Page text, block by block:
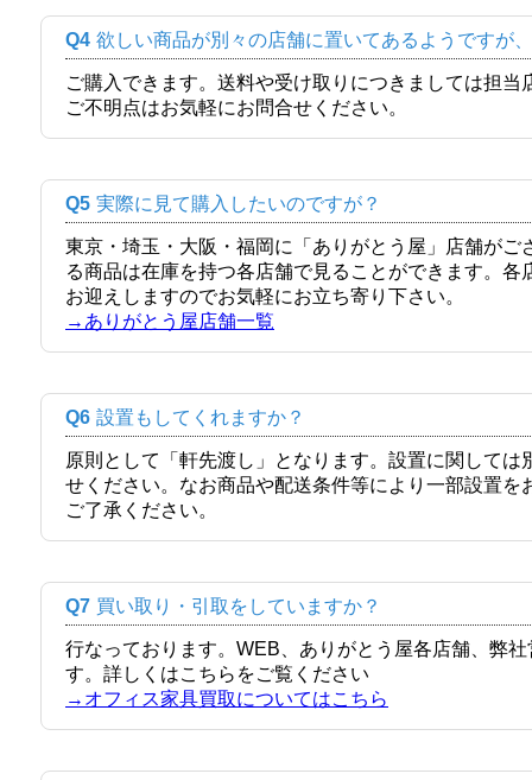
Q4 欲しい商品が別々の店舗に置いてあるようですが
ご購入できます。送料や受け取りにつきましては担
ご不明点はお気軽にお問合せください。
Q5 実際に見て購入したいのですが？
東京・埼玉・大阪・福岡に「ありがとう屋」店舗が
る商品は在庫を持つ各店舗で見ることができます。
お迎えしますのでお気軽にお立ち寄り下さい。
→ありがとう屋店舗一覧
Q6 設置もしてくれますか？
原則として「軒先渡し」となります。設置に関して
せください。なお商品や配送条件等により一部設置
ご了承ください。
Q7 買い取り・引取をしていますか？
行なっております。WEB、ありがとう屋各店舗、弊
す。詳しくはこちらをご覧ください
→オフィス家具買取についてはこちら